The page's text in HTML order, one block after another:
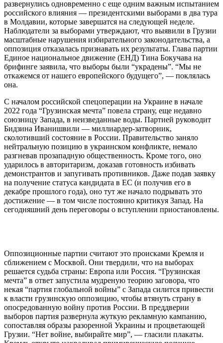
развернулись одновременно с еще одним важным испытанием
российского влияния — президентскими выборами в два тура
в Молдавии, которые завершатся на следующей неделе.
Наблюдатели за выборами утверждают, что выявили в Грузии
масштабные нарушения избирательного законодательства, а
оппозиция отказалась признавать их результаты. Глава партии
Единое национальное движение (ЕНД) Тина Бокучава на
брифинге заявила, что выборы были “украдены”. “Мы не
откажемся от нашего европейского будущего”, — поклялась
она.
С началом российской спецоперации на Украине в начале
2022 года “Грузинская мечта” повела страну, еще недавно
союзницу Запада, в неизведанные воды. Партией руководит
Бидзина Иванишвили — миллиардер-затворник,
сколотивший состояние в России. Правительство заняло
нейтральную позицию в украинском конфликте, немало
разгневав прозападную общественность. Кроме того, оно
ударилось в авторитаризм, доказав готовность избивать
демонстрантов и запугивать противников. Даже подав заявку
на получение статуса кандидата в ЕС (и получив его в
декабре прошлого года), оно тут же начало подрывать это
достижение — в том числе постоянно критикуя Запад. На
сегодняшний день переговоры о вступлении приостановлены.
Оппозиционные партии считают это происками Кремля и
сближением с Москвой. Они твердили, что на выборах
решается судьба страны: Европа или Россия. “Грузинская
мечта” в ответ запустила мудреную теорию заговора, что
некая “партия глобальной войны” с Запада силится привести
к власти грузинскую оппозицию, чтобы втянуть страну в
опосредованную войну против России. В преддверии
выборов партия развернула жуткую рекламную кампанию,
сопоставляя образы разоренной Украины и процветающей
Грузии. “Нет войне, выбирайте мир”, — гласили плакаты.